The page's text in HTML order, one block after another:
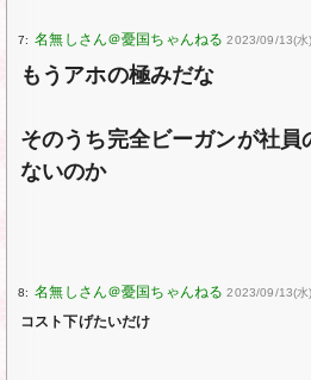
7: 2023/09/13(
もうアホの極みだな
そのうち完全ビーガンが社員
ないのか
8: 2023/09/13(
コスト下げたいだけ